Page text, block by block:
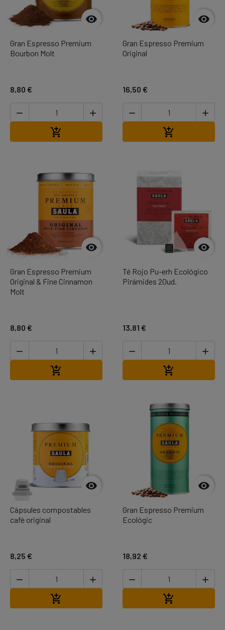

Gran Espresso Premium
Bourbon Molt
8,80 €
 


Gran Espresso Premium
Original
16,50 €
 


Gran Espresso Premium
Original & Fine Cinnamon
Molt
8,80 €
 


Té Rojo Pu-erh Ecológico
Pirámides 20ud.
13,81 €
 


Càpsules compostables
cafè original
8,25 €
 


Gran Espresso Premium
Ecològic
18,92 €
 
